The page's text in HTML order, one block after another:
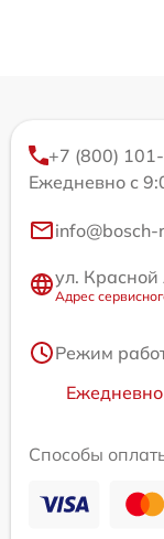
+7 (800)
Ежедневно с
ул.
Адрес
Режим
Способы